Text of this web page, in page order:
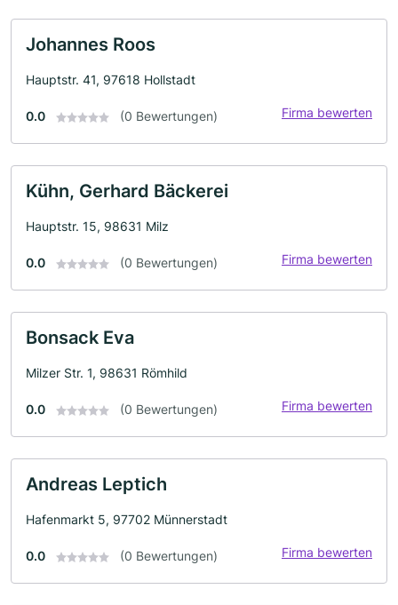
Johannes Roos
Hauptstr. 41, 97618 Hollstadt
0.0 (0 Bewertungen) Firma bewerten
Kühn, Gerhard Bäckerei
Hauptstr. 15, 98631 Milz
0.0 (0 Bewertungen) Firma bewerten
Bonsack Eva
Milzer Str. 1, 98631 Römhild
0.0 (0 Bewertungen) Firma bewerten
Andreas Leptich
Hafenmarkt 5, 97702 Münnerstadt
0.0 (0 Bewertungen) Firma bewerten